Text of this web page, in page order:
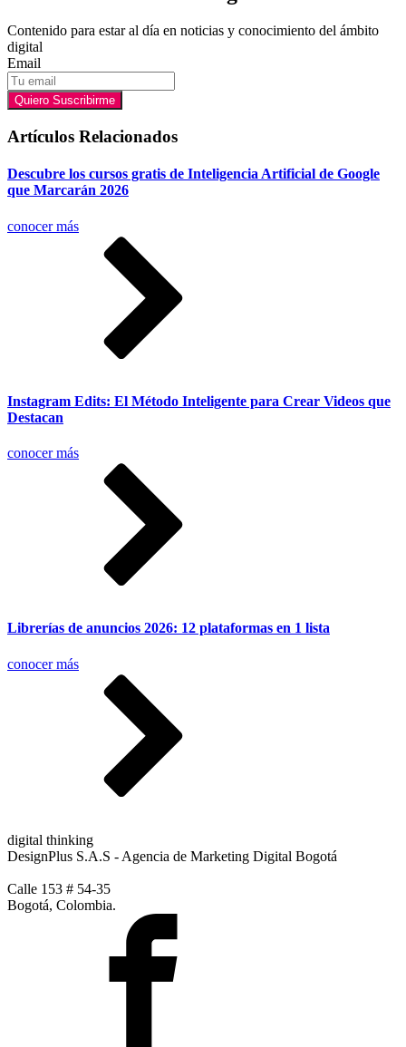
Contenido para estar al día en noticias y conocimiento del ámbito
digital
Email
Quiero Suscribirme
Artículos Relacionados
Descubre los cursos gratis de Inteligencia Artificial de Google
que Marcarán 2026
conocer más
Instagram Edits: El Método Inteligente para Crear Videos que
Destacan
conocer más
Librerías de anuncios 2026: 12 plataformas en 1 lista
conocer más
digital thinking
DesignPlus S.A.S - Agencia de Marketing Digital Bogotá
Calle 153 # 54-35
Bogotá, Colombia.